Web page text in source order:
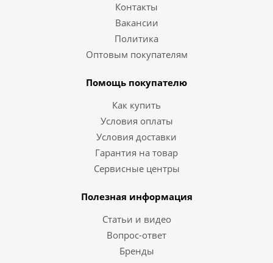
Контакты
Вакансии
Политика
Оптовым покупателям
Помощь покупателю
Как купить
Условия оплаты
Условия доставки
Гарантия на товар
Сервисные центры
Полезная информация
Статьи и видео
Вопрос-ответ
Бренды